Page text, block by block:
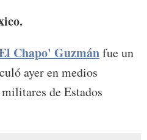
Chapo' Guzmánfue un
ayer en medios
de Estados